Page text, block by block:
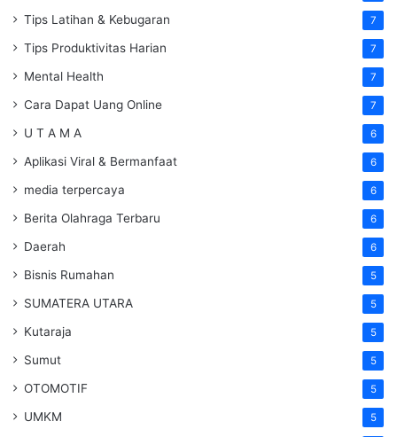
Tips Latihan & Kebugaran 7
Tips Produktivitas Harian 7
Mental Health 7
Cara Dapat Uang Online 7
U T A M A 6
Aplikasi Viral & Bermanfaat 6
media terpercaya 6
Berita Olahraga Terbaru 6
Daerah 6
Bisnis Rumahan 5
SUMATERA UTARA 5
Kutaraja 5
Sumut 5
OTOMOTIF 5
UMKM 5